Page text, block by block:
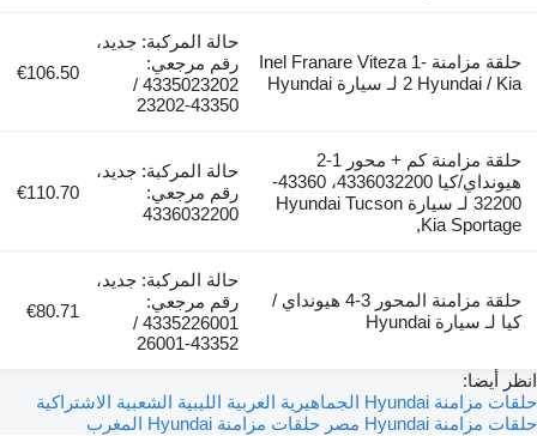
حلقة مزامنة Inel Franare Viteza 1-
2 Hyundai / Kia لـ سيارة Hyundai
حالة المركبة: جديد،
رقم مرجعي:
4335023202 /
43350-23202
€106.50
حلقة مزامنة كم + محور 1-2
هيونداي/كيا 4336032200، 43360-
32200 لـ سيارة Hyundai Tucson
,Kia Sportage
حالة المركبة: جديد،
رقم مرجعي:
4336032200
€110.70
حلقة مزامنة المحور 3-4 هيونداي /
كيا لـ سيارة Hyundai
حالة المركبة: جديد،
رقم مرجعي:
4335226001 /
43352-26001
€80.71
انظر أيضا:
حلقات مزامنة Hyundai الجماهيرية العربية الليبية الشعبية الاشتراكية
حلقات مزامنة Hyundai مصر
حلقات مزامنة Hyundai المغرب